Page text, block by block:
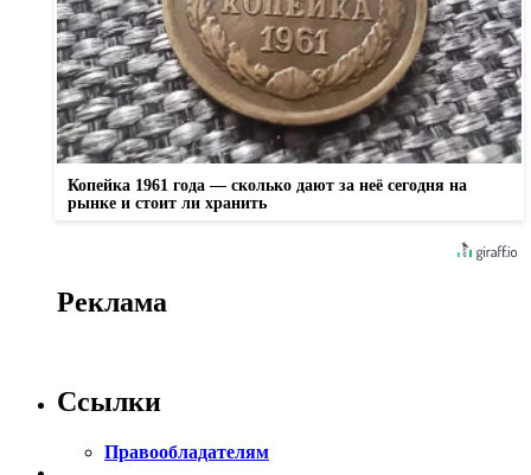
Копейка 1961 года — сколько дают за неё сегодня на
рынке и стоит ли хранить
Реклама
Ссылки
Правообладателям